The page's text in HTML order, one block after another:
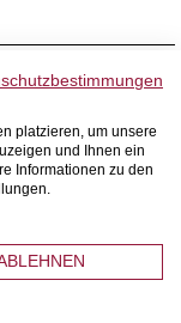
platzieren, um unsere
und Ihnen ein
Informationen zu den